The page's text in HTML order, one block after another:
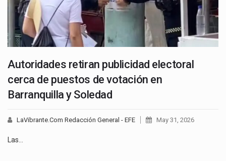
Autoridades retiran publicidad electoral
cerca de puestos de votación en
Barranquilla y Soledad
LaVibrante.Com Redacción General - EFE May 31, 2026
Las…